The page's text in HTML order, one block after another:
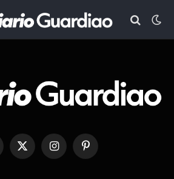
X
(Twitter)
InstagramPinterest